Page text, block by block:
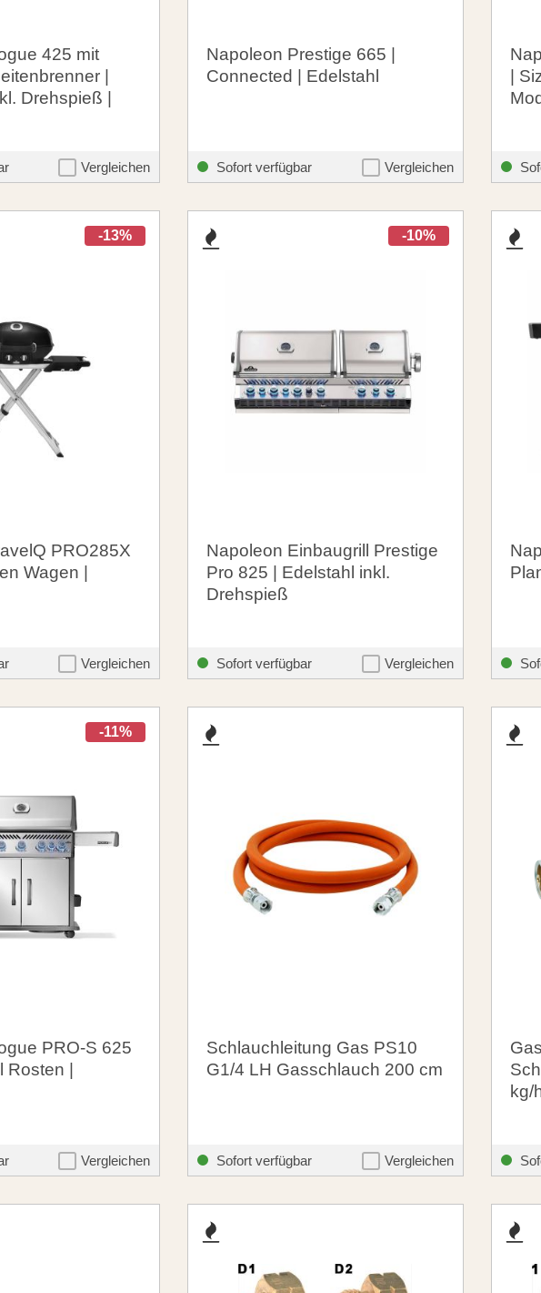
425 mit
|
Drehspieß |
theme.listing.formerPrice:
€ Vergleichen
Napoleon Prestige 665 |
Connected | Edelstahl
2.699,00 € santosgrills-theme.listing.formerPrice:
3.199,00 €
Sofort verfügbar Vergleichen
|
-13%
PRO285X
Wagen |
theme.listing.formerPrice:
€ Vergleichen
-10%
Napoleon Einbaugrill Prestige
Pro 825 | Edelstahl inkl.
Drehspieß
4.759,00 € santosgrills-theme.listing.formerPrice:
5.299,00 €
Sofort verfügbar Vergleichen
-11%
PRO-S 625
|
santosgrills-theme.listing.formerPrice:
1.849,00 € Vergleichen
Schlauchleitung Gas PS10
G1/4 LH Gasschlauch 200 cm
11,84 €
Sofort verfügbar Vergleichen
kg/